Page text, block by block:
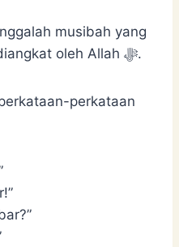
musibah yang
melanda itu hilang dan diangkat oleh Allah ﷻ.
perkataan